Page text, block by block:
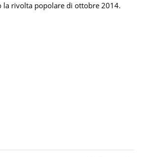
la rivolta popolare di ottobre 2014.